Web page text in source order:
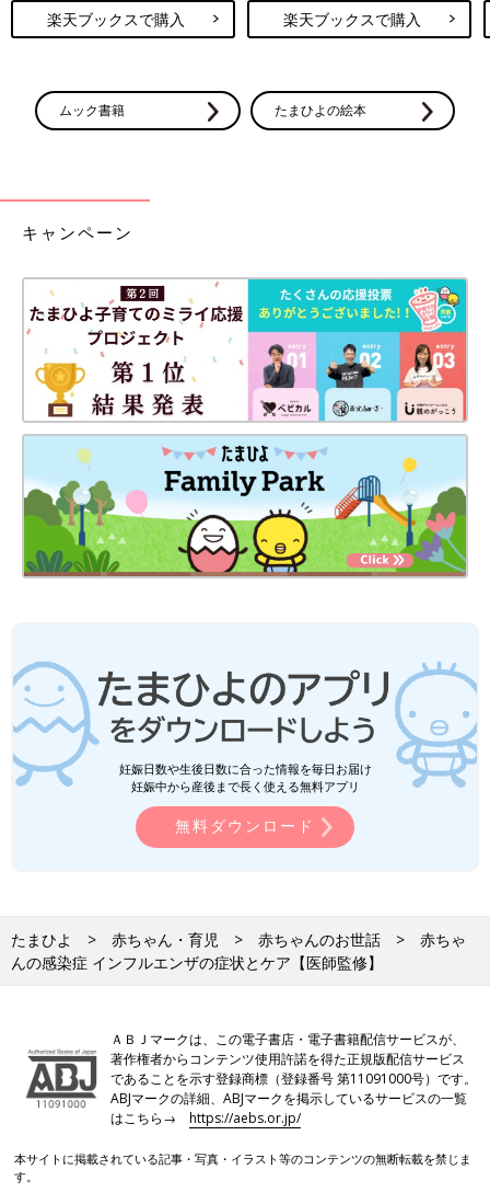
楽天ブックスで購入 楽天ブックスで購入
ムック書籍 たまひよの絵本
キャンペーン
妊娠日数や生後日数に合った情報を毎日お届け
妊娠中から産後まで長く使える無料アプリ
無料ダウンロード
たまひよ 赤ちゃん・育児 赤ちゃんのお世話
赤ちゃ
んの感染症 インフルエンザの症状とケア【医師監修】
ＡＢＪマークは、この電子書店・電子書籍配信サービスが、
著作権者からコンテンツ使用許諾を得た正規版配信サービス
であることを示す登録商標（登録番号 第11091000号）です。
ABJマークの詳細、ABJマークを掲示しているサービスの一覧
はこちら→https://aebs.or.jp/
本サイトに掲載されている記事・写真・イラスト等のコンテンツの無断転載を禁じま
す。